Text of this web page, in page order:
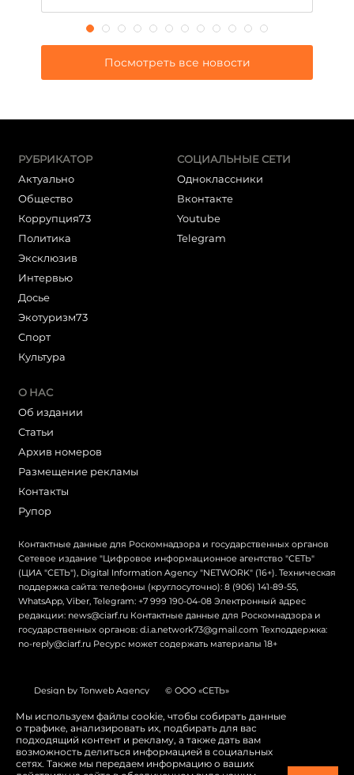
Посмотреть все новости
РУБРИКАТОР
Актуально
Общество
Коррупция73
Политика
Эксклюзив
Интервью
Досье
Экотуризм73
Cпорт
Культура
СОЦИАЛЬНЫЕ СЕТИ
Одноклассники
Вконтакте
Youtube
Telegram
О НАС
Об издании
Статьи
Архив номеров
Размещение рекламы
Контакты
Рупор
Контактные данные для Роскомнадзора и государственных органов
Сетевое издание "Цифровое информационное агентство "СЕТЬ"
(ЦИА "СЕТЬ"), Digital Information Agency "NETWORK" (16+). Техническая
поддержка сайта: телефоны (круглосуточно): 8 (906) 141-89-55,
WhatsApp, Viber, Telegram: +7 999 190-04-08 Электронный адрес
редакции: news@ciarf.ru Контактные данные для Роскомнадзора и
государственных органов: d.i.a.network73@gmail.com Техподдержка:
no-reply@ciarf.ru Ресурс может содержать материалы 18+
Design by Tonweb Agency © ООО «СЕТЬ»
Политика конфиденциальности Карта сайта
Switch to English
Мы используем файлы cookie, чтобы собирать данные
о трафике, анализировать их, подбирать для вас
подходящий контент и рекламу, а также дать вам
возможность делиться информацией в социальных
сетях. Также мы передаем информацию о ваших